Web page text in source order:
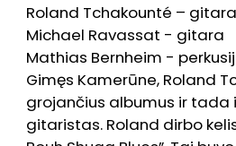
Roland Tchakounté –
Michael Ravassat - gitara
Mathias Bernheim -
Gimęs Kamerūne, Roland
grojančius albumus ir tada
gitaristas. Roland dirbo